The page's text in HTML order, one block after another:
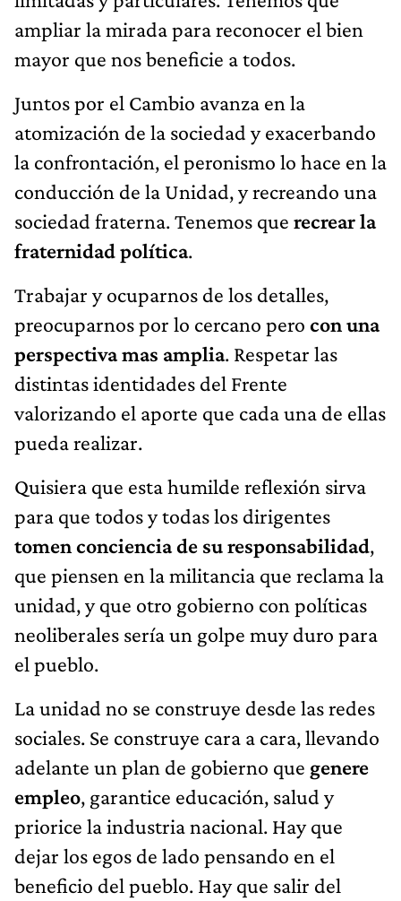
ampliar la mirada para reconocer el bien
mayor que nos beneficie a todos.
Juntos por el Cambio avanza en la
atomización de la sociedad y exacerbando
la confrontación, el peronismo lo hace en la
conducción de la Unidad, y recreando una
sociedad fraterna. Tenemos que recrear la
fraternidad política.
Trabajar y ocuparnos de los detalles,
preocuparnos por lo cercano pero con una
perspectiva mas amplia. Respetar las
distintas identidades del Frente
valorizando el aporte que cada una de ellas
pueda realizar.
Quisiera que esta humilde reflexión sirva
para que todos y todas los dirigentes
tomen conciencia de su responsabilidad,
que piensen en la militancia que reclama la
unidad, y que otro gobierno con políticas
neoliberales sería un golpe muy duro para
el pueblo.
La unidad no se construye desde las redes
sociales. Se construye cara a cara, llevando
adelante un plan de gobierno que genere
empleo, garantice educación, salud y
priorice la industria nacional. Hay que
dejar los egos de lado pensando en el
beneficio del pueblo. Hay que salir del